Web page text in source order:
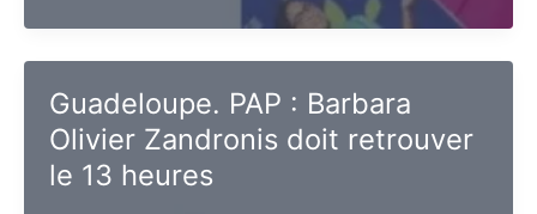
de
RCI
ne
peut
Guadeloupe. PAP : Barbara
Olivier Zandronis doit
retrouver le 13 heures